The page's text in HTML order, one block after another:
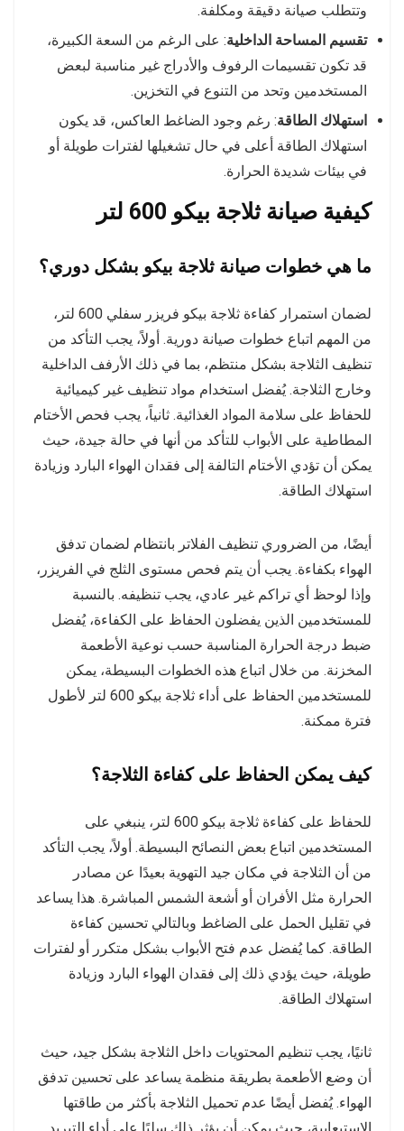
وتتطلب صيانة دقيقة ومكلفة.
تقسيم المساحة الداخلية: على الرغم من السعة الكبيرة،
قد تكون تقسيمات الرفوف والأدراج غير مناسبة لبعض
المستخدمين وتحد من التنوع في التخزين.
استهلاك الطاقة: رغم وجود الضاغط العاكس، قد يكون
استهلاك الطاقة أعلى في حال تشغيلها لفترات طويلة أو
في بيئات شديدة الحرارة.
كيفية صيانة ثلاجة بيكو 600 لتر
ما هي خطوات صيانة ثلاجة بيكو بشكل دوري؟
لضمان استمرار كفاءة ثلاجة بيكو فريزر سفلي 600 لتر،
من المهم اتباع خطوات صيانة دورية. أولاً، يجب التأكد من
تنظيف الثلاجة بشكل منتظم، بما في ذلك الأرفف الداخلية
وخارج الثلاجة. يُفضل استخدام مواد تنظيف غير كيميائية
للحفاظ على سلامة المواد الغذائية. ثانياً، يجب فحص الأختام
المطاطية على الأبواب للتأكد من أنها في حالة جيدة، حيث
يمكن أن تؤدي الأختام التالفة إلى فقدان الهواء البارد وزيادة
استهلاك الطاقة.
أيضًا، من الضروري تنظيف الفلاتر بانتظام لضمان تدفق
الهواء بكفاءة. يجب أن يتم فحص مستوى الثلج في الفريزر،
وإذا لوحظ أي تراكم غير عادي، يجب تنظيفه. بالنسبة
للمستخدمين الذين يفضلون الحفاظ على الكفاءة، يُفضل
ضبط درجة الحرارة المناسبة حسب نوعية الأطعمة
المخزنة. من خلال اتباع هذه الخطوات البسيطة، يمكن
للمستخدمين الحفاظ على أداء ثلاجة بيكو 600 لتر لأطول
فترة ممكنة.
كيف يمكن الحفاظ على كفاءة الثلاجة؟
للحفاظ على كفاءة ثلاجة بيكو 600 لتر، ينبغي على
المستخدمين اتباع بعض النصائح البسيطة. أولاً، يجب التأكد
من أن الثلاجة في مكان جيد التهوية بعيدًا عن مصادر
الحرارة مثل الأفران أو أشعة الشمس المباشرة. هذا يساعد
في تقليل الحمل على الضاغط وبالتالي تحسين كفاءة
الطاقة. كما يُفضل عدم فتح الأبواب بشكل متكرر أو لفترات
طويلة، حيث يؤدي ذلك إلى فقدان الهواء البارد وزيادة
استهلاك الطاقة.
ثانيًا، يجب تنظيم المحتويات داخل الثلاجة بشكل جيد، حيث
أن وضع الأطعمة بطريقة منظمة يساعد على تحسين تدفق
الهواء. يُفضل أيضًا عدم تحميل الثلاجة بأكثر من طاقتها